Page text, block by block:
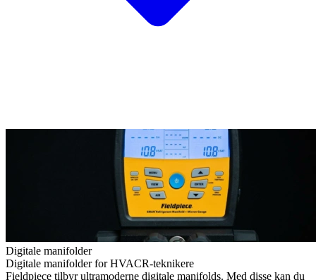
Digitale manifolder
Digitale manifolder for HVACR-teknikere
Fieldpiece tilbyr ultramoderne digitale manifolds. Med disse kan du